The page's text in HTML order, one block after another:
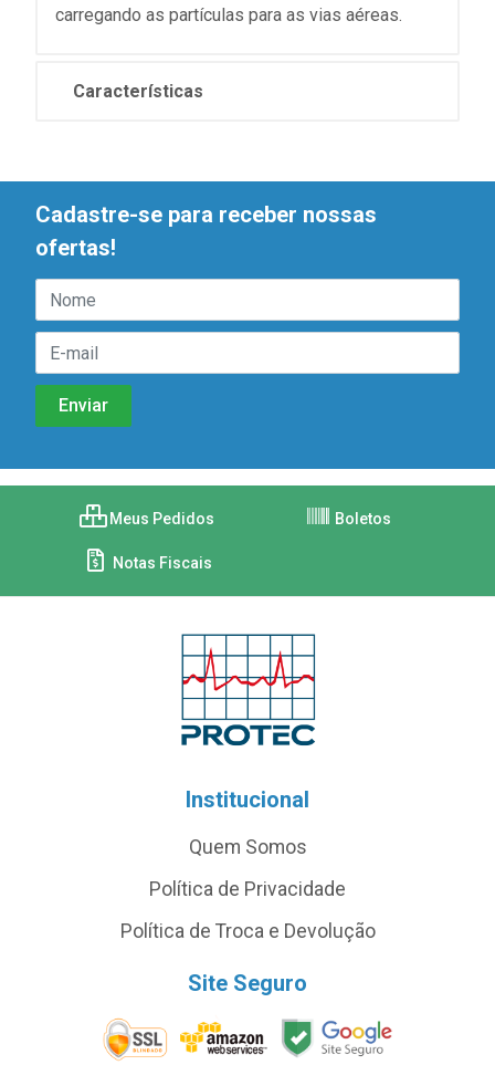
carregando as partículas para as vias aéreas.
Características
Cadastre-se para receber nossas
ofertas!
Meus Pedidos Boletos
Notas Fiscais
Institucional
Quem Somos
Política de Privacidade
Política de Troca e Devolução
Site Seguro